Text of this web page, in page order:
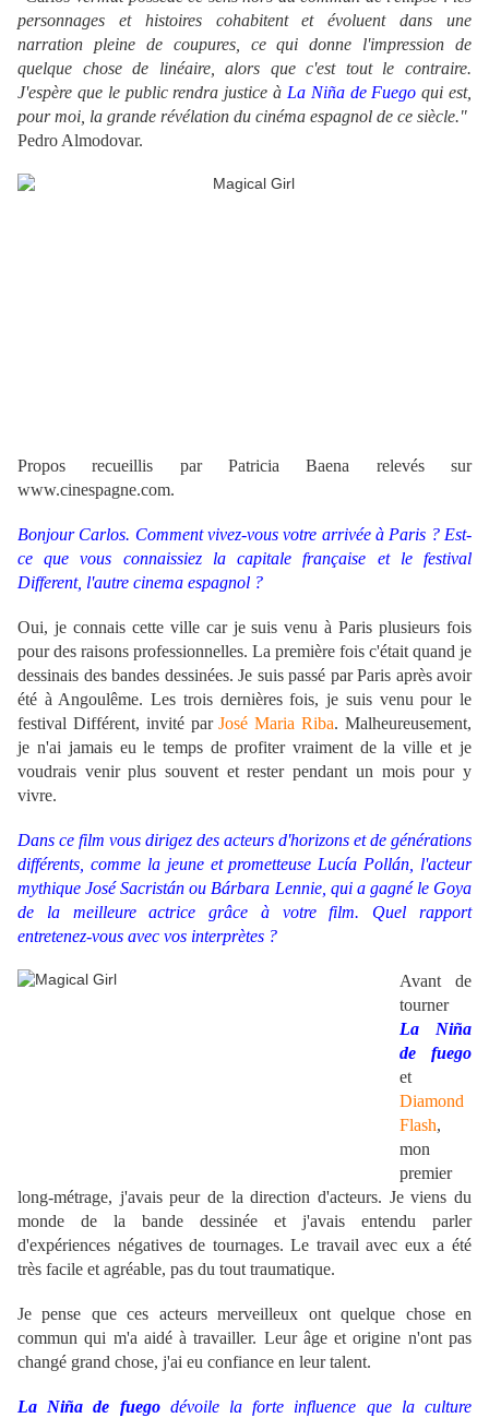
personnages et histoires cohabitent et évoluent dans une
narration pleine de coupures, ce qui donne l'impression de
quelque chose de linéaire, alors que c'est tout le contraire.
J'espère que le public rendra justice à La Niña de Fuego qui est,
pour moi, la grande révélation du cinéma espagnol de ce siècle."
Pedro Almodovar.
Propos recueillis par Patricia Baena relevés sur
www.cinespagne.com.
Bonjour Carlos. Comment vivez-vous votre arrivée à Paris ? Est-
ce que vous connaissiez la capitale française et le festival
Different, l'autre cinema espagnol ?
Oui, je connais cette ville car je suis venu à Paris plusieurs fois
pour des raisons professionnelles. La première fois c'était quand je
dessinais des bandes dessinées. Je suis passé par Paris après avoir
été à Angoulême. Les trois dernières fois, je suis venu pour le
festival Différent, invité parJosé Maria Riba. Malheureusement,
je n'ai jamais eu le temps de profiter vraiment de la ville et je
voudrais venir plus souvent et rester pendant un mois pour y
vivre.
Dans ce film vous dirigez des acteurs d'horizons et de générations
différents, comme la jeune et prometteuse Lucía Pollán, l'acteur
mythique José Sacristán ou Bárbara Lennie, qui a gagné le Goya
de la meilleure actrice grâce à votre film. Quel rapport
entretenez-vous avec vos interprètes ?
Avant de
tourner
La Niña
de fuego
et
Diamond
Flash,
mon
premier
long-métrage, j'avais peur de la direction d'acteurs. Je viens du
monde de la bande dessinée et j'avais entendu parler
d'expériences négatives de tournages. Le travail avec eux a été
très facile et agréable, pas du tout traumatique.
Je pense que ces acteurs merveilleux ont quelque chose en
commun qui m'a aidé à travailler. Leur âge et origine n'ont pas
changé grand chose, j'ai eu confiance en leur talent.
La Niña de fuegodévoile la forte influence que la culture